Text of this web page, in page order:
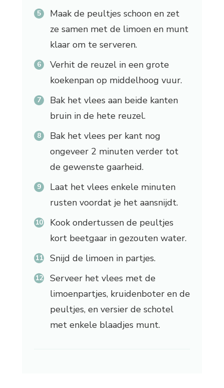
Maak de peultjes schoon en zet
ze samen met de limoen en munt
klaar om te serveren.
Verhit de reuzel in een grote
koekenpan op middelhoog vuur.
Bak het vlees aan beide kanten
bruin in de hete reuzel.
Bak het vlees per kant nog
ongeveer 2 minuten verder tot
de gewenste gaarheid.
Laat het vlees enkele minuten
rusten voordat je het aansnijdt.
Kook ondertussen de peultjes
kort beetgaar in gezouten water.
Snijd de limoen in partjes.
Serveer het vlees met de
limoenpartjes, kruidenboter en de
peultjes, en versier de schotel
met enkele blaadjes munt.